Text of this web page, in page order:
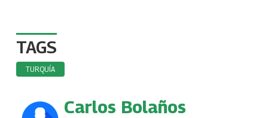
TAGS
TURQUÍA
Carlos Bolaños